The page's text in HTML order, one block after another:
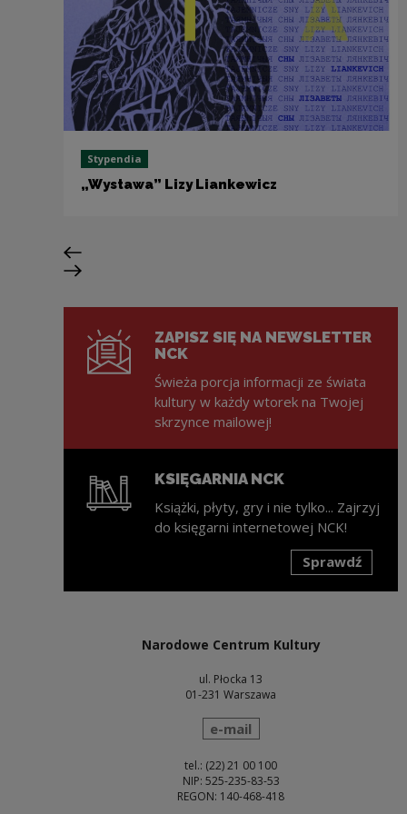
Stypendia
„Wystawa” Lizy Liankewicz
Poprzedni slajd
Następny slajd
ZAPISZ SIĘ NA NEWSLETTER
NCK
Świeża porcja informacji ze świata
kultury w każdy wtorek na Twojej
skrzynce mailowej!
KSIĘGARNIA NCK
Książki, płyty, gry i nie tylko... Zajrzyj
do księgarni internetowej NCK!
Sprawdź
Narodowe Centrum Kultury
ul. Płocka 13
01-231 Warszawa
wyślij wiadomość
e-mail
tel.: (22) 21 00 100
NIP: 525-235-83-53
REGON: 140-468-418